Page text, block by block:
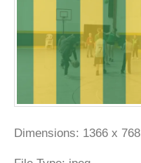
Dimensions: 1366 x 768